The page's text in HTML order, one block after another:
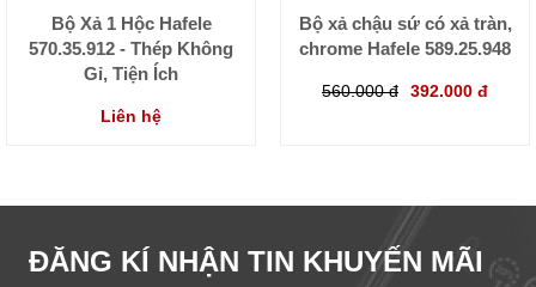
Bộ Xả 1 Hộc Hafele
570.35.912 - Thép Không
Gỉ, Tiện Ích
Liên hệ
Bộ xả chậu sứ có xả tràn,
chrome Hafele 589.25.948
560.000 đ 392.000 đ
ĐĂNG KÍ NHẬN TIN KHUYẾN MÃI